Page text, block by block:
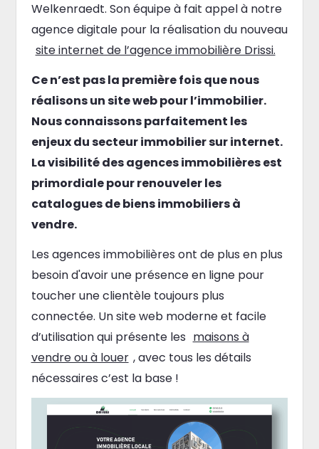
Welkenraedt. Son équipe à fait appel à notre
agence digitale pour la réalisation du nouveau
site internet de l’agence immobilière Drissi.
Ce n’est pas la première fois que nous
réalisons un site web pour l’immobilier.
Nous connaissons parfaitement les
enjeux du secteur immobilier sur internet.
La visibilité des agences immobilières est
primordiale pour renouveler les
catalogues de biens immobiliers à
vendre.
Les agences immobilières ont de plus en plus
besoin d'avoir une présence en ligne pour
toucher une clientèle toujours plus
connectée. Un site web moderne et facile
d’utilisation qui présente les maisons à
vendre ou à louer , avec tous les détails
nécessaires c’est la base !